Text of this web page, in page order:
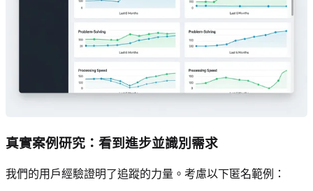
真實案例研究：看到進步並識別需求
我們的用戶經驗證明了追蹤的力量。考慮以下匿名範例：